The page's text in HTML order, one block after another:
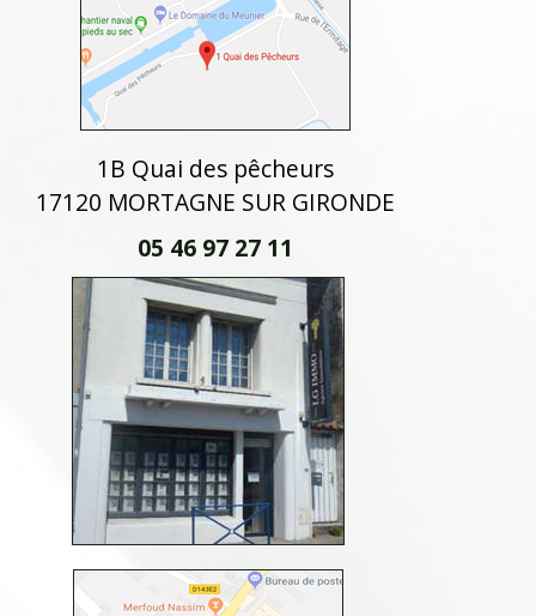
1B Quai des pêcheurs
17120 MORTAGNE SUR GIRONDE
05 46 97 27 11